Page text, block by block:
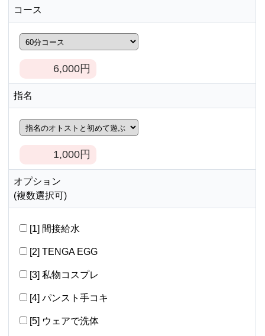
コース
6,000円
指名
1,000円
オプション
(複数選択可)
[1] 間接給水
[2] TENGA EGG
[3] 私物コスプレ
[4] パンスト手コキ
[5] ウェアで洗体